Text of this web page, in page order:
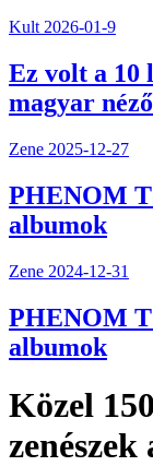
Kult 2026-01-9
Ez volt a 10
magyar
Zene 2025-12-27
PHENOM
albumok
Zene 2024-12-31
PHENOM
albumok
Közel